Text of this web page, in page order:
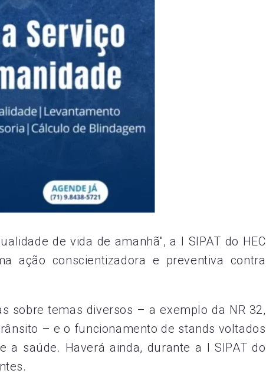
de vida de amanhã", a I SIPAT do HEC
ação conscientizadora e preventiva contra
sobre temas diversos – a exemplo da NR 32,
– e o funcionamento de stands voltados
a saúde. Haverá ainda, durante a I SIPAT do